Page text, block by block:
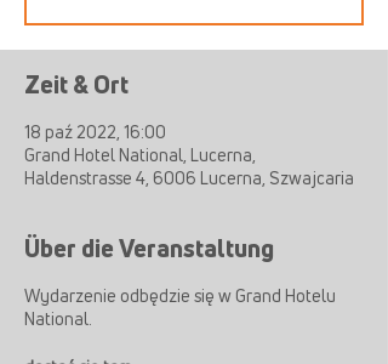
Zeit & Ort
18 paź 2022, 16:00
Grand Hotel National, Lucerna,
Haldenstrasse 4, 6006 Lucerna, Szwajcaria
Über die Veranstaltung
Wydarzenie odbędzie się w Grand Hotelu
National.